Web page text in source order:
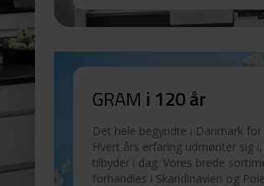
GRAM i 120 år
Det hele begyndte i Danmark for
Hvert års erfaring udmønter sig
tilbyder i dag. Vores brede
forhandles i Skandinavien og